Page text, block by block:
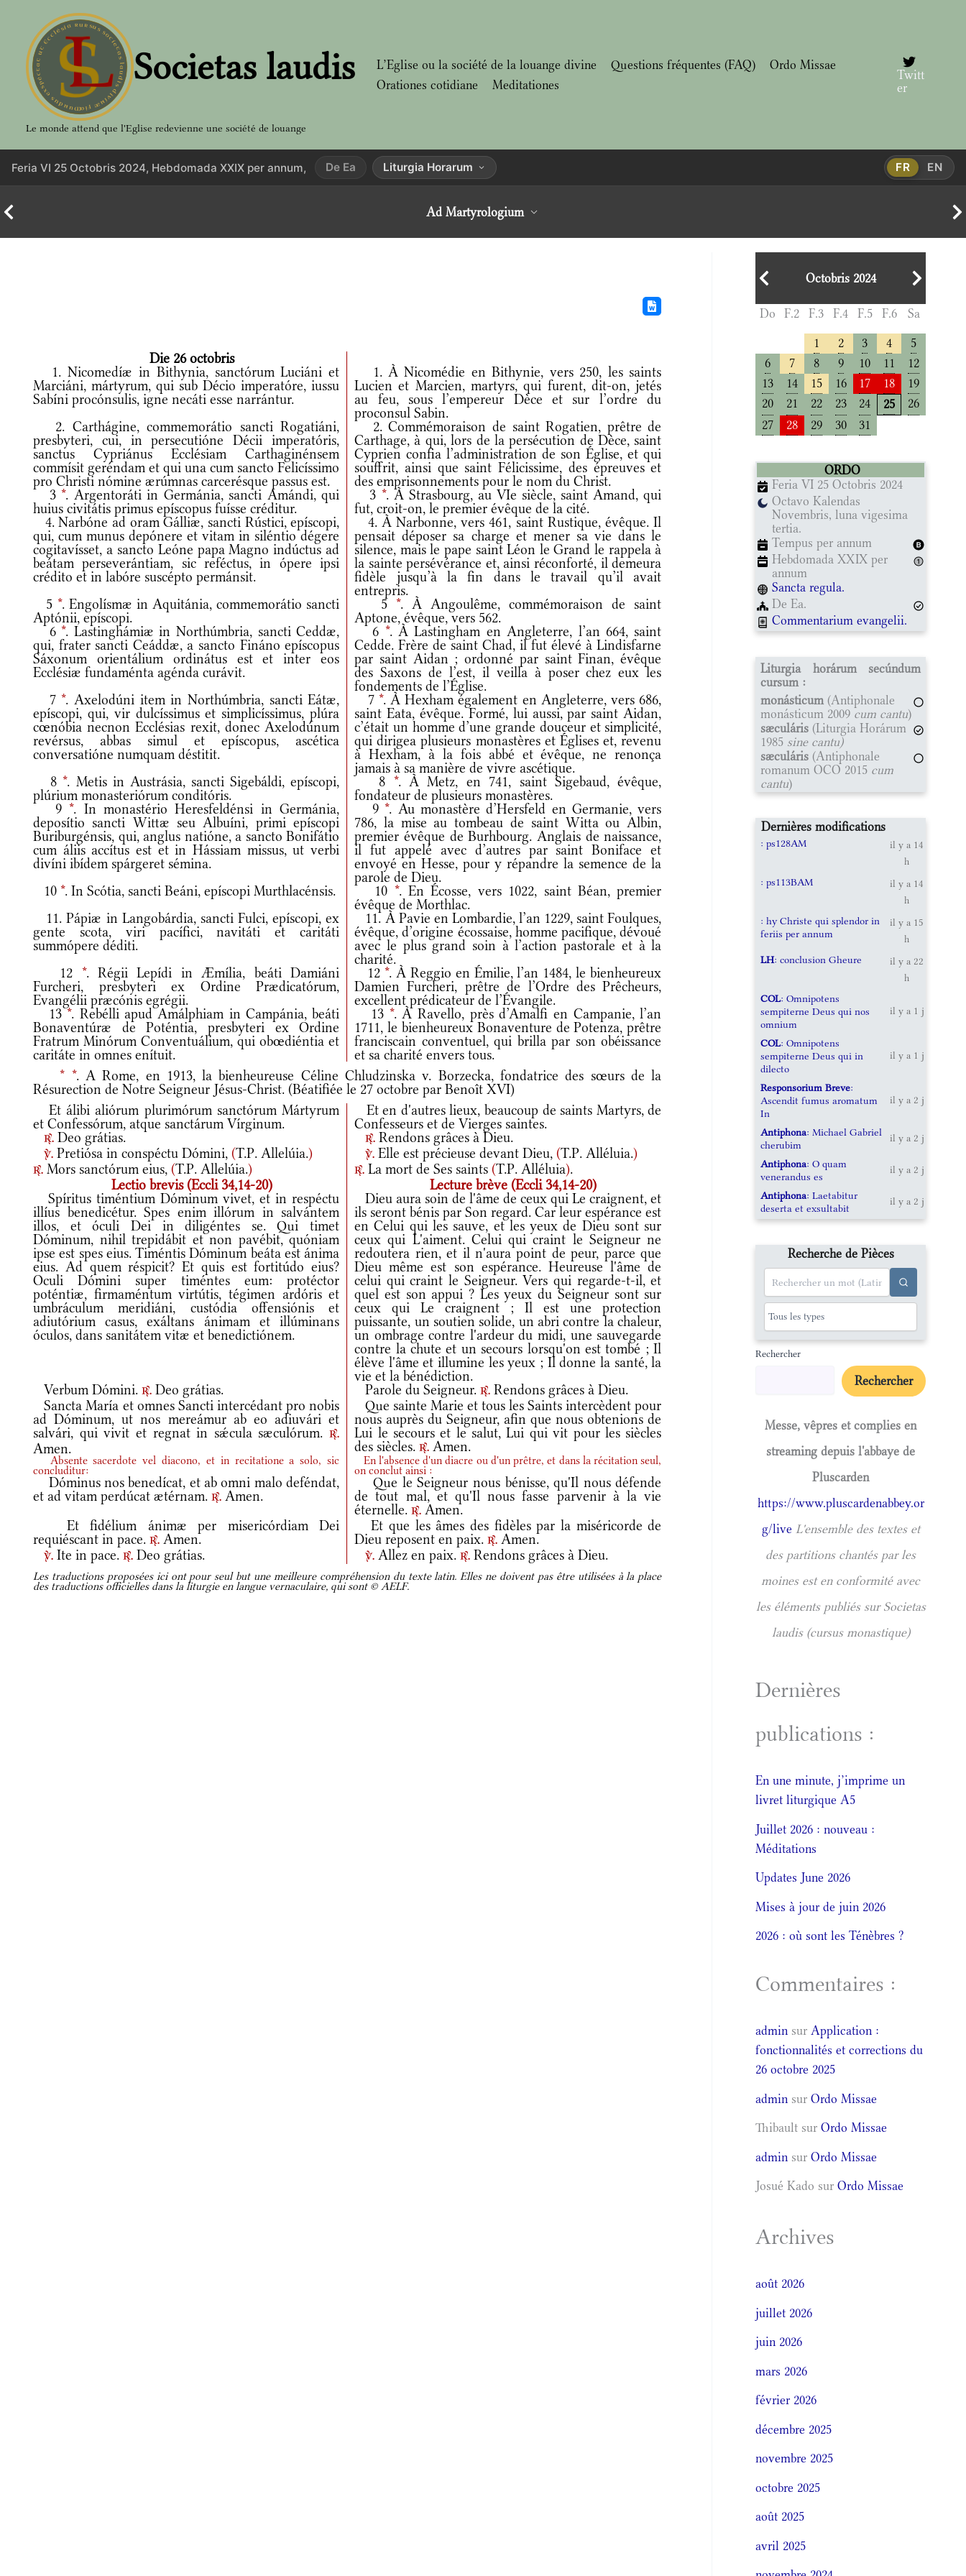
contenu
Societas laudis
Le monde attend que l'Eglise redevienne une société de louange
L’Eglise ou la société de la louange divine Questions fréquentes (FAQ)
Ordo Missae
Orationes cotidiane
Meditationes
Twitt
er
Feria VI 25 Octobris 2024, Hebdomada XXIX per annum, De Ea Liturgia Horarum FR EN
Ad Martyrologium
Die 26 octobris
1. Nicomedíæ in Bithynia, sanctórum Luciáni et
Marciáni, mártyrum, qui sub Décio imperatóre, iussu
Sabíni procónsulis, igne necáti esse narrántur.
1. À Nicomédie en Bithynie, vers 250, les saints
Lucien et Marcien, martyrs, qui furent, dit-on, jetés
au feu, sous l’empereur Dèce et sur l’ordre du
proconsul Sabin.
2. Carthágine, commemorátio sancti Rogatiáni,
presbyteri, cui, in persecutióne Décii imperatóris,
sanctus Cypriánus Ecclésiam Carthaginénsem
commísit geréndam et qui una cum sancto Felicíssimo
pro Christi nómine ærúmnas carcerésque passus est.
2. Commémoraison de saint Rogatien, prêtre de
Carthage, à qui, lors de la persécution de Dèce, saint
Cyprien confia l’administration de son Église, et qui
souffrit, ainsi que saint Félicissime, des épreuves et
des emprisonnements pour le nom du Christ.
3 *. Argentoráti in Germánia, sancti Amándi, qui
huius civitátis primus epíscopus fuísse créditur.
3 *. À Strasbourg, au VIe siècle, saint Amand, qui
fut, croit-on, le premier évêque de la cité.
4. Narbóne ad oram Gálliæ, sancti Rústici, epíscopi,
qui, cum munus depónere et vitam in siléntio dégere
cogitavísset, a sancto Leóne papa Magno indúctus ad
beátam perseverántiam, sic reféctus, in ópere ipsi
crédito et in labóre suscépto permánsit.
4. À Narbonne, vers 461, saint Rustique, évêque. Il
pensait déposer sa charge et mener sa vie dans le
silence, mais le pape saint Léon le Grand le rappela à
la sainte persévérance et, ainsi réconforté, il demeura
fidèle jusqu’à la fin dans le travail qu’il avait
entrepris.
5 *. Engolísmæ in Aquitánia, commemorátio sancti
Aptónii, epíscopi.
5 *. À Angoulême, commémoraison de saint
Aptone, évêque, vers 562.
6 *. Lastinghámiæ in Northúmbria, sancti Ceddæ,
qui, frater sancti Ceáddæ, a sancto Fináno epíscopus
Sáxonum orientálium ordinátus est et inter eos
Ecclésiæ fundaménta agénda curávit.
6 *. À Lastingham en Angleterre, l’an 664, saint
Cedde. Frère de saint Chad, il fut élevé à Lindisfarne
par saint Aidan ; ordonné par saint Finan, évêque
des Saxons de l’est, il veilla à poser chez eux les
fondements de l’Église.
7 *. Axelodúni item in Northúmbria, sancti Eátæ,
epíscopi, qui, vir dulcíssimus et simplicíssimus, plúra
cœnóbia necnon Ecclésias rexit, donec Axelodúnum
revérsus, abbas simul et epíscopus, ascética
conversatióne numquam déstitit.
7 *. À Hexham également en Angleterre, vers 686,
saint Eata, évêque. Formé, lui aussi, par saint Aidan,
c’était un homme d’une grande douceur et simplicité,
qui dirigea plusieurs monastères et Églises et, revenu
à Hexham, à la fois abbé et évêque, ne renonça
jamais à sa manière de vivre ascétique.
8 *. Metis in Austrásia, sancti Sigebáldi, epíscopi,
plúrium monasteriórum conditóris.
8 *. À Metz, en 741, saint Sigebaud, évêque,
fondateur de plusieurs monastères.
9 *. In monastério Heresfeldénsi in Germánia,
deposítio sancti Wittæ seu Albuíni, primi epíscopi
Buriburgénsis, qui, anglus natióne, a sancto Bonifátio
cum áliis accítus est et in Hássiam missus, ut verbi
divíni ibídem spárgeret sémina.
9 *. Au monastère d’Hersfeld en Germanie, vers
786, la mise au tombeau de saint Witta ou Albin,
premier évêque de Burhbourg. Anglais de naissance,
il fut appelé avec d’autres par saint Boniface et
envoyé en Hesse, pour y répandre la semence de la
parole de Dieu.
10 *. In Scótia, sancti Beáni, epíscopi Murthlacénsis. 10 *. En Écosse, vers 1022, saint Béan, premier
évêque de Morthlac.
11. Pápiæ in Langobárdia, sancti Fulci, epíscopi, ex
gente scota, viri pacífici, navitáti et caritáti
summópere déditi.
11. À Pavie en Lombardie, l’an 1229, saint Foulques,
évêque, d’origine écossaise, homme pacifique, dévoué
avec le plus grand soin à l’action pastorale et à la
charité.
12 *. Régii Lepídi in Æmília, beáti Damiáni
Furcheri, presbyteri ex Ordine Prædicatórum,
Evangélii præcónis egrégii.
12 *. À Reggio en Émilie, l’an 1484, le bienheureux
Damien Furcheri, prêtre de l’Ordre des Prêcheurs,
excellent prédicateur de l’Évangile.
13*. Rebélli apud Amálphiam in Campánia, beáti
Bonaventúræ de Poténtia, presbyteri ex Ordine
Fratrum Minórum Conventuálium, qui obœdiéntia et
caritáte in omnes enítuit.
13 *. À Ravello, près d’Amalfi en Campanie, l’an
1711, le bienheureux Bonaventure de Potenza, prêtre
franciscain conventuel, qui brilla par son obéissance
et sa charité envers tous.
* *. A Rome, en 1913, la bienheureuse Céline Chludzinska v. Borzecka, fondatrice des sœurs de la
Résurection de Notre Seigneur Jésus-Christ. (Béatifiée le 27 octobre par Benoît XVI)
Et álibi aliórum plurimórum sanctórum Mártyrum
et Confessórum, atque sanctárum Vírginum.
Et en d'autres lieux, beaucoup de saints Martyrs, de
Confesseurs et de Vierges saintes.
r. Deo grátias. r. Rendons grâces à Dieu.
v. Pretiósa in conspéctu Dómini, (T.P. Allelúia.)
r. Mors sanctórum eius, (T.P. Allelúia.)
v. Elle est précieuse devant Dieu,(T.P. Alléluia.)
r. La mort de Ses saints(T.P. Alléluia).
Lectio brevis (Eccli 34,14-20)
Lecture brève (Eccli 34,14-20)
Spíritus timéntium Dóminum vivet, et in respéctu
illíus benedicétur. Spes enim illórum in salvántem
illos, et óculi Dei in diligéntes se. Qui timet
Dóminum, nihil trepidábit et non pavébit, quóniam
ipse est spes eius. Timéntis Dóminum beáta est ánima
eius. Ad quem réspicit? Et quis est fortitúdo eius?
Oculi Dómini super timéntes eum: protéctor
poténtiæ, firmaméntum virtútis, tégimen ardóris et
umbráculum meridiáni, custódia offensiónis et
adiutórium casus, exáltans ánimam et illúminans
óculos, dans sanitátem vitæ et benedictiónem.
Dieu aura soin de l'âme de ceux qui Le craignent, et
ils seront bénis par Son regard. Car leur espérance est
en Celui qui les sauve, et les yeux de Dieu sont sur
ceux qui L'aiment. Celui qui craint le Seigneur ne
redoutera rien, et il n'aura point de peur, parce que
Dieu même est son espérance. Heureuse l'âme de
celui qui craint le Seigneur. Vers qui regarde-t-il, et
quel est son appui ? Les yeux du Seigneur sont sur
ceux qui Le craignent ; Il est une protection
puissante, un soutien solide, un abri contre la chaleur,
un ombrage contre l'ardeur du midi, une sauvegarde
contre la chute et un secours lorsqu'on est tombé ; Il
élève l'âme et illumine les yeux ; Il donne la santé, la
vie et la bénédiction.
Verbum Dómini. r. Deo grátias. Parole du Seigneur.r. Rendons grâces à Dieu.
Sancta María et omnes Sancti intercédant pro nobis
ad Dóminum, ut nos mereámur ab eo adiuvári et
salvári, qui vivit et regnat in sǽcula sæculórum.r.
Amen.
Que sainte Marie et tous les Saints intercèdent pour
nous auprès du Seigneur, afin que nous obtenions de
Lui le secours et le salut, Lui qui vit pour les siècles
des siècles.r. Amen.
Absente sacerdote vel diacono, et in recitatione a solo, sic
concluditur:
En l'absence d'un diacre ou d'un prêtre, et dans la récitation seul,
on conclut ainsi :
Dóminus nos benedícat, et ab omni malo deféndat,
et ad vitam perdúcat ætérnam. r. Amen.
Que le Seigneur nous bénisse, qu'Il nous défende
de tout mal, et qu'Il nous fasse parvenir à la vie
éternelle.r. Amen.
Et fidélium ánimæ per misericórdiam Dei
requiéscant in pace. r. Amen.
Et que les âmes des fidèles par la miséricorde de
Dieu reposent en paix.r. Amen.
v. Ite in pace. r. Deo grátias. v. Allez en paix.r. Rendons grâces à Dieu.
Les traductions proposées ici ont pour seul but une meilleure compréhension du texte latin. Elles ne doivent pas être utilisées à la place
des traductions officielles dans la liturgie en langue vernaculaire, qui sont © AELF.
Octobris 2024
Do F.2 F.3 F.4 F.5 F.6 Sa
1 2 3 4
5
6
7 8 9 10 11
12
13
14 15 16 17 18
19
20
21 22 23 24 25
26
27
28 29 30 31
ORDO
Feria VI 25 Octobris 2024
Octavo Kalendas
Novembris, luna vigesima
tertia.
Tempus per annum
Hebdomada XXIX per
annum
Sancta regula.
De Ea.
Commentarium evangelii.
Liturgia horárum secúndum
cursum :
monásticum (Antiphonale
monásticum 2009 cum cantu)
sæculáris (Liturgia Horárum
1985 sine cantu)
sæculáris (Antiphonale
romanum OCO 2015 cum
cantu)
Dernières modifications
: ps128AM
il y a 14
h
: ps113BAM
il y a 14
h
: hy Christe qui splendor in
feriis per annum
il y a 15
h
LH: conclusion Gheure
il y a 22
h
COL: Omnipotens
sempiterne Deus qui nos
omnium
il y a 1 j
COL: Omnipotens
sempiterne Deus qui in
dilecto
il y a 1 j
Responsorium Breve:
Ascendit fumus aromatum
In
il y a 2 j
Antiphona: Michael Gabriel
cherubim
il y a 2 j
Antiphona: O quam
venerandus es
il y a 2 j
Antiphona: Laetabitur
deserta et exsultabit
il y a 2 j
Recherche de Pièces
Rechercher
Rechercher
Messe, vêpres et complies en
streaming depuis l'abbaye de
Pluscarden
https://www.pluscardenabbey.or
g/live L'ensemble des textes et
des partitions chantés par les
moines est en conformité avec
les éléments publiés sur Societas
laudis (cursus monastique)
Dernières
publications :
En une minute, j’imprime un
livret liturgique A5
Juillet 2026 : nouveau :
Méditations
Updates June 2026
Mises à jour de juin 2026
2026 : où sont les Ténèbres ?
Commentaires :
admin surApplication :
fonctionnalités et corrections du
26 octobre 2025
admin surOrdo Missae
Thibault surOrdo Missae
admin surOrdo Missae
Josué Kado surOrdo Missae
Archives
août 2026
juillet 2026
juin 2026
mars 2026
février 2026
décembre 2025
novembre 2025
octobre 2025
août 2025
avril 2025